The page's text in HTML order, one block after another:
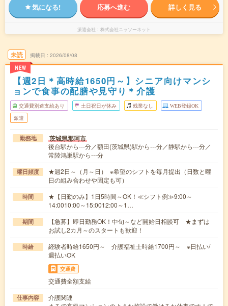
気になる! 応募へ進む 詳しく見る
派遣会社 株式会社ニッソーネット
未読
NEW
掲載日 2026/08/08
【週2日＊高時給1650円～】シニア向けマンシ
ョンで食事の配膳や見守り＊介護
交通費別途支給あり 土日祝日が休み 残業なし WEB登録OK
派遣
勤務地 茨城県那珂市
後台駅から---分／額田(茨城県)駅から---分／静駅から---分／
常陸鴻巣駅から---分
曜日頻度
★週2日～（月～日） ※希望のシフトを毎月提出（日数と曜
日の組み合わせや固定も可）
時間
★【日勤のみ】1日5時間～OK！≪シフト例≫9:00～
14:0010:00～15:0012:00～1…
期間
【急募】即日勤務OK！中旬～など開始日相談可 ★まずは
お試し2カ月～のスタートも歓迎！
時給
経験者時給1650円～ 介護福祉士時給1700円～ ※日払い/
週払いOK
交通費
交通費全額支給
仕事内容
介護関連